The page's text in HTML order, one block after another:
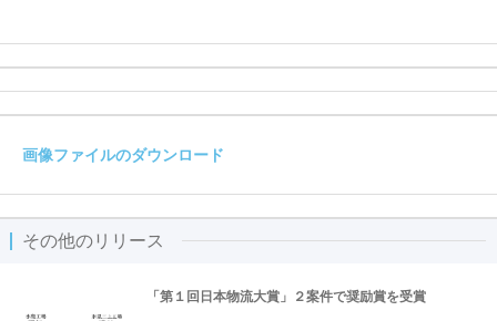
画像ファイルのダウンロード
その他のリリース
「第１回日本物流大賞」２案件で奨励賞を受賞